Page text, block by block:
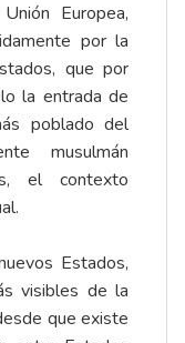
Europea,
por la
que por
la entrada de
poblado del
musulmán
el contexto
Estados,
visibles de la
que existe